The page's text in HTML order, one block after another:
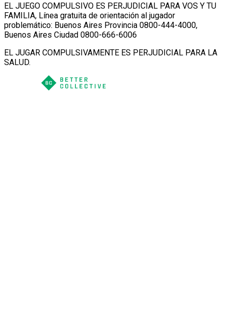
EL JUEGO COMPULSIVO ES PERJUDICIAL PARA VOS Y TU
FAMILIA, Línea gratuita de orientación al jugador
problemático: Buenos Aires Provincia 0800-444-4000,
Buenos Aires Ciudad 0800-666-6006
EL JUGAR COMPULSIVAMENTE ES PERJUDICIAL PARA LA
SALUD.